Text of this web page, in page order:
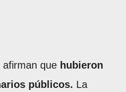
afirman que hubieron
públicos. La